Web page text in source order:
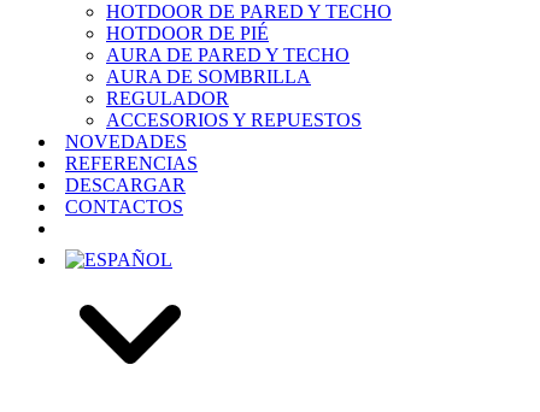
HOTDOOR DE PARED Y TECHO
HOTDOOR DE PIÉ
AURA DE PARED Y TECHO
AURA DE SOMBRILLA
REGULADOR
ACCESORIOS Y REPUESTOS
NOVEDADES
REFERENCIAS
DESCARGAR
CONTACTOS